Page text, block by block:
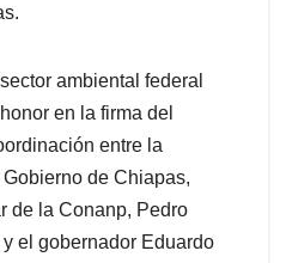
ambiental federal
en la firma del
entre la
de Chiapas,
de la Conanp, Pedro
el gobernador Eduardo